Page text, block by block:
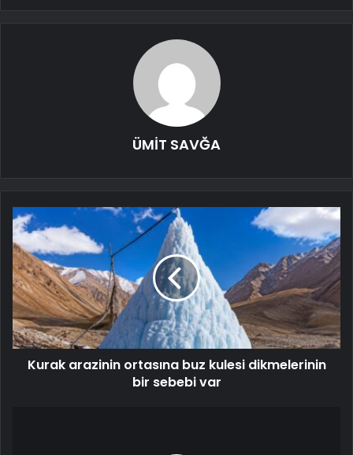
ÜMİT SAVĞA
Kurak arazinin ortasına buz kulesi dikmelerinin
bir sebebi var